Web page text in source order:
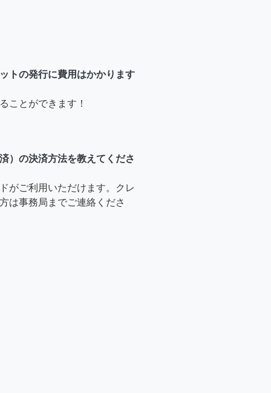
トの発行に費用はかかります
ことができます！
）の決済方法を教えてくださ
がご利用いただけます。クレ
は事務局までご連絡くださ